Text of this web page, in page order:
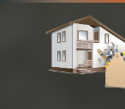
Перейти